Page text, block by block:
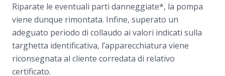
Riparate le eventuali parti danneggiate*, la pompa
viene dunque rimontata. Infine, superato un
adeguato periodo di collaudo ai valori indicati sulla
targhetta identificativa, l’apparecchiatura viene
riconsegnata al cliente corredata di relativo
certificato.